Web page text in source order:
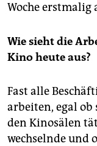
abo
epaper login
Woche
Wie sieht die
Kino heute aus?
Fast alle
arbeiten, egal ob
den Kinosälen
wechselnde und